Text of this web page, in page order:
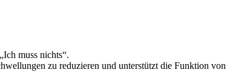
muss nichts“.
zu reduzieren und unterstützt die Funktion von